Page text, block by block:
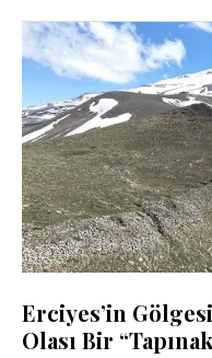
Erciyes’in
Olası Bir